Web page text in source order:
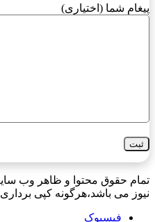
پیغام شما (اختیاری)
تمام حقوق محتوا و ظاهر وب
نیوز می باشد،هرگونه کپی
فیسبوک